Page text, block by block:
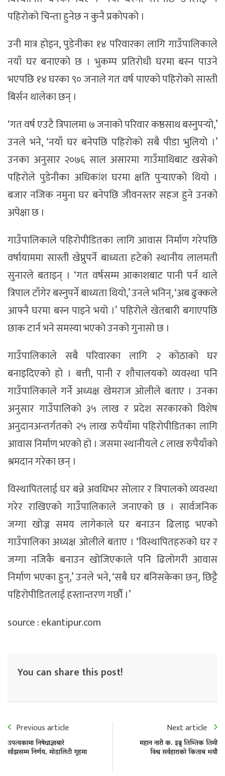
पहिरोको चिन्ता हुनेछ न कुनै प्रकोपको ।
उनी मात्र होइन, पुडेनीका १४ परिवारका लागि गाउँपालिकाले
नयाँ घर बनाएको छ । भुकम्प प्रतिरोधी घरमा बस्‍न पाउने
भएपछि १४ घरका ९० जनाले गत वर्ष पाएको पहिरोको सास्ती
बिर्सन थालेका छन् ।
‘गत वर्ष एउटै त्रिपालमा ७ जनाको परिवार कष्ठसाथ बस्नुपर्‍यो,’
उनले भने, ‘नयाँ घर बनेपछि पहिरोको सबै पीडा भुलियो ।’
उनका अनुसार २०७६ साल असारमा गाउँमाथिबाट खसेको
पहिरोले पुडेनीका अधिकांश घरमा क्षति पुर्‍याएको थियो ।
बजार नजिक नमुना घर बनेपछि जीवनस्तर सहज हुने उनको
अपेक्षा छ ।
गाउँपालिकाले पहिरोपीडितका लागि आवास निर्माण गरेपछि
वर्षायाममा सास्ती खेप्नुपर्ने बाध्यता हटेको स्थानीय लालमती
सुनारले बताइन् । ‘गत वर्षसम्म आकाशबाट पानी पर्न थाले
त्रिपाल टाँगेर बस्नुपर्ने बाध्यता थियो,’ उनले भनिन्, ‘अब ढुक्कले
आफ्नै घरमा बस्न पाइने भयो ।’ पहिरोले खेतबारी बगाएपछि
छाक टार्न भने समस्या भएको उनको गुनासो छ ।
गाउँपालिकाले सबै परिवारका लागि २ कोठाको घर
बनाइदिएको हो । बत्ती, पानी र शौचालयको व्यवस्था पनि
गाउँपालिकाले गर्ने अध्यक्ष खेमराज ओलीले बताए । उनका
अनुसार गाउँपालिको ३५ लाख र प्रदेश सरकारको विशेष
अनुदानअन्तर्गतको २५ लाख रुपैयाँमा पहिरोपीडितका लागि
आवास निर्माण भएको हो । जसमा स्थानीयले ८ लाख रुपैयाँको
श्रमदान गरेका छन् ।
विस्थापितलाई घर बन्ने अवधिभर सोलार र त्रिपालको व्यवस्था
गरेर राखिएको गाउँपालिकाले जनाएको छ । सार्वजनिक
जग्गा खोज्न समय लागेकाले घर बनाउन ढिलाइ भएको
गाउँपालिका अध्यक्ष ओलीले बताए । ‘विस्थापितहरुको घर र
जग्गा नजिकै बनाउन खोजिएकाले पनि ढिलोगरी आवास
निर्माण भएका हुन्,’ उनले भने, ‘सबै घर बनिसकेका छन्, छिट्टै
पहिरोपीडितलाई हस्तान्तरण गर्छौ ।’
source : ekantipur.com
You can share this post!
Previous article
उपत्यकामा निषेधाज्ञाबारे
साँझसम्म निर्णय, मोडालिटी गृहमा
Next article
महान नारी क. इब्रु तिम्तिक तिमी
विश्व सर्वहाराको किताब भयौ